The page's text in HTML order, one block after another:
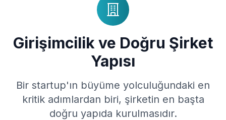
Girişimcilik ve Doğru Şirket
Yapısı
Bir startup'ın büyüme yolculuğundaki en
kritik adımlardan biri, şirketin en başta
doğru yapıda kurulmasıdır.